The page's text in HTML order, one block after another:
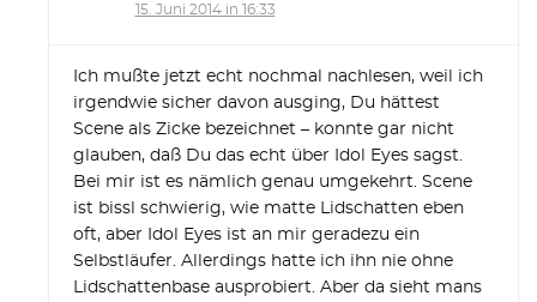
15. Juni 2014 in 16:33
Ich mußte jetzt echt nochmal nachlesen, weil ich
irgendwie sicher davon ausging, Du hättest
Scene als Zicke bezeichnet – konnte gar nicht
glauben, daß Du das echt über Idol Eyes sagst.
Bei mir ist es nämlich genau umgekehrt. Scene
ist bissl schwierig, wie matte Lidschatten eben
oft, aber Idol Eyes ist an mir geradezu ein
Selbstläufer. Allerdings hatte ich ihn nie ohne
Lidschattenbase ausprobiert. Aber da sieht mans